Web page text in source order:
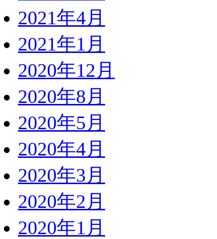
2021年4月
2021年1月
2020年12月
2020年8月
2020年5月
2020年4月
2020年3月
2020年2月
2020年1月